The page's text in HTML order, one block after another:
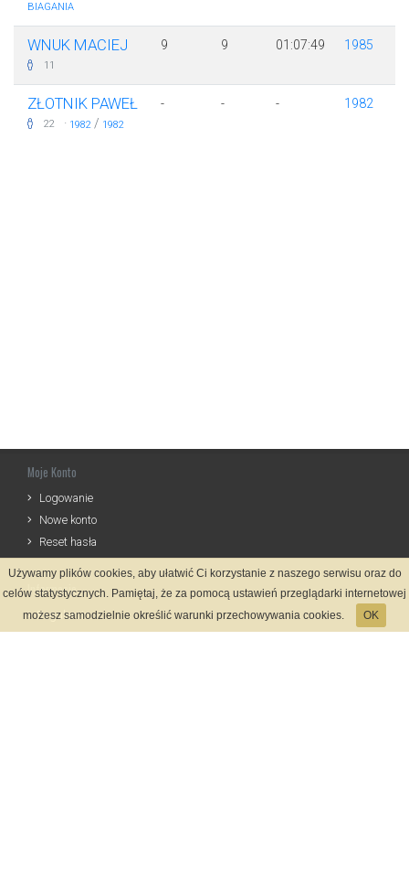
BIAGANIA
WNUK MACIEJ
11
9 9 01:07:49 1985
ZŁOTNIK PAWEŁ
22 · 1982 / 1982
- - - 1982
Moje Konto
Logowanie
Nowe konto
Reset hasła
Informacje
Regulamin
Używamy plików cookies, aby ułatwić Ci korzystanie z naszego serwisu oraz do
celów statystycznych. Pamiętaj, że za pomocą ustawień przeglądarki internetowej
możesz samodzielnie określić warunki przechowywania cookies.
OK